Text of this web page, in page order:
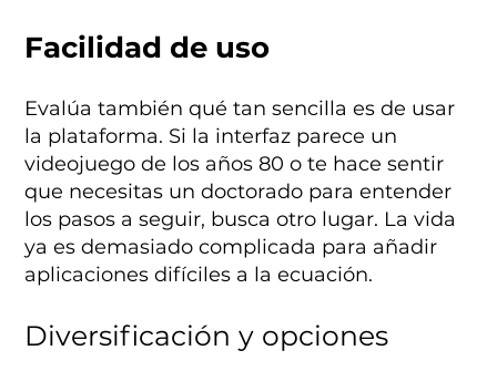
Facilidad de uso
Evalúa también qué tan sencilla es de usar
la plataforma. Si la interfaz parece un
videojuego de los años 80 o te hace sentir
que necesitas un doctorado para entender
los pasos a seguir, busca otro lugar. La vida
ya es demasiado complicada para añadir
aplicaciones difíciles a la ecuación.
Diversificación y opciones